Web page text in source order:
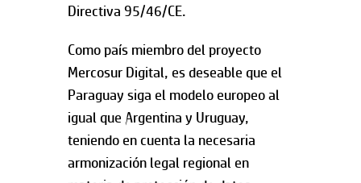
Directiva 95/46/CE.
Como país miembro del proyecto
Mercosur Digital, es deseable que el
Paraguay siga el modelo europeo al
igual que Argentina y Uruguay,
teniendo en cuenta la necesaria
armonización legal regional en